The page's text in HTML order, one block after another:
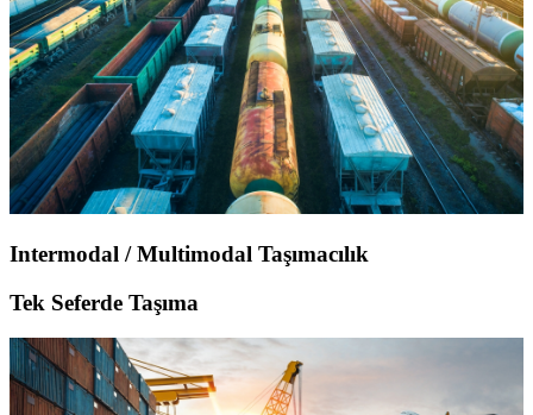
Intermodal / Multimodal Taşımacılık
Tek Seferde Taşıma